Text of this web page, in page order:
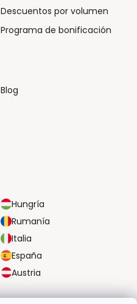
Hungría
Rumanía
Italia
España
Austria
Descuentos por volumen
Programa de bonificación
Blog